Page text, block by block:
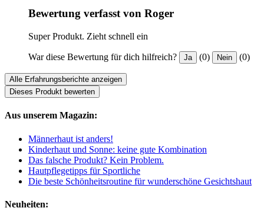
Bewertung verfasst von Roger
Super Produkt. Zieht schnell ein
War diese Bewertung für dich hilfreich? Ja (0) Nein (0)
Alle Erfahrungsberichte anzeigen
Dieses Produkt bewerten
Aus unserem Magazin:
Männerhaut ist anders!
Kinderhaut und Sonne: keine gute Kombination
Das falsche Produkt? Kein Problem.
Hautpflegetipps für Sportliche
Die beste Schönheitsroutine für wunderschöne Gesichtshaut
Neuheiten: